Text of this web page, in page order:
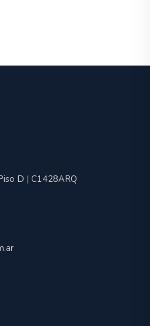
D | C1428ARQ